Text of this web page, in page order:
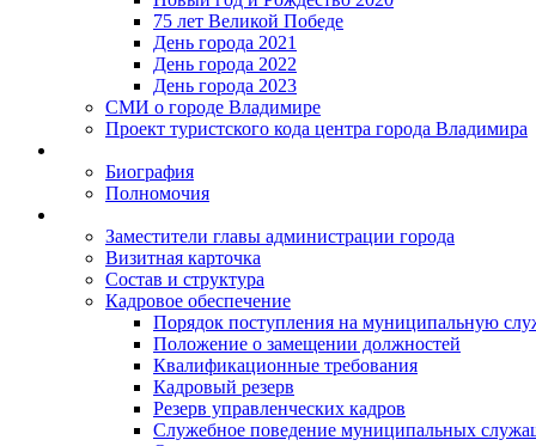
75 лет Великой Победе
День города 2021
День города 2022
День города 2023
СМИ о городе Владимире
Проект туристского кода центра города Владимира
Биография
Полномочия
Заместители главы администрации города
Визитная карточка
Состав и структура
Кадровое обеспечение
Порядок поступления на муниципальную
Положение о замещении должностей
Квалификационные требования
Кадровый резерв
Резерв управленческих кадров
Служебное поведение муниципальных